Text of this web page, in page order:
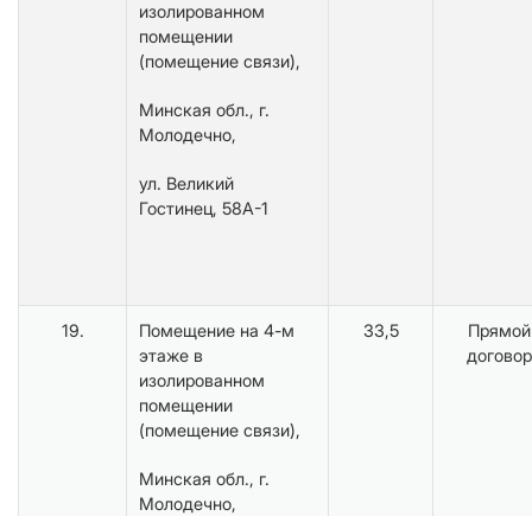
изолированном
помещении
(помещение связи),
Минская обл., г.
Молодечно,
ул. Великий
Гостинец, 58А-1
19.
Помещение на 4-м
этаже в
изолированном
помещении
(помещение связи),
Минская обл., г.
Молодечно,
33,5
Прямой
договор